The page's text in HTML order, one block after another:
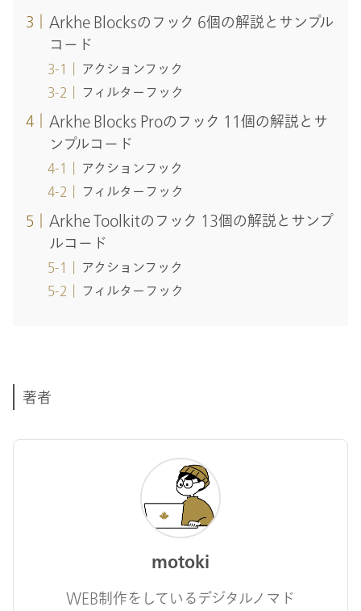
Arkhe Blocksのフック 6個の解説とサンプル
コード
アクションフック
フィルターフック
Arkhe Blocks Proのフック 11個の解説とサ
ンプルコード
アクションフック
フィルターフック
Arkhe Toolkitのフック 13個の解説とサンプ
ルコード
アクションフック
フィルターフック
著者
motoki
WEB制作をしているデジタルノマド